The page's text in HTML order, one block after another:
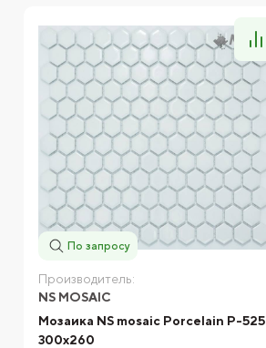
По запросу
Производитель:
NS MOSAIC
Мозаика NS mosaic Porcelain P-525
300x260